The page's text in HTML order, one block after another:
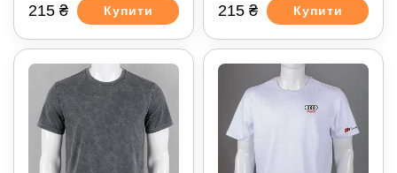
215 ₴ Купити 215 ₴ Купити